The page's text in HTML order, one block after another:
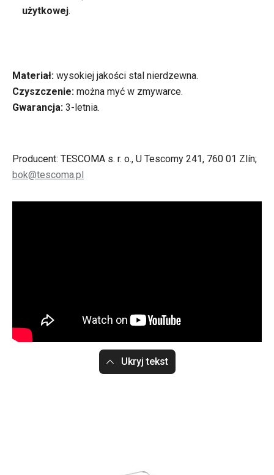
użytkowej.
Materiał: wysokiej jakości stal nierdzewna.
Czyszczenie: można myć w zmywarce.
Gwarancja: 3-letnia.
Producent: TESCOMA s. r. o., U Tescomy 241, 760 01 Zlín;
bok@tescoma.pl
Ukryj tekst